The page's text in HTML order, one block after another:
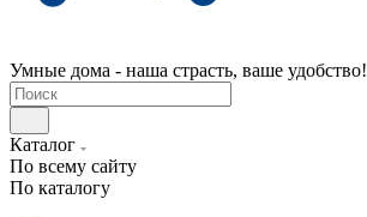
Умные дома - наша страсть, ваше удобство!
Каталог
По всему сайту
По каталогу